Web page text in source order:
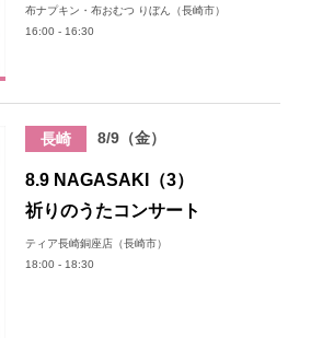
布ナプキン・布おむつ りぼん（長崎市）
16:00 - 16:30
長崎 8/9（金）
8.9 NAGASAKI（3）
祈りのうたコンサート
ティア長崎銅座店（長崎市）
18:00 - 18:30